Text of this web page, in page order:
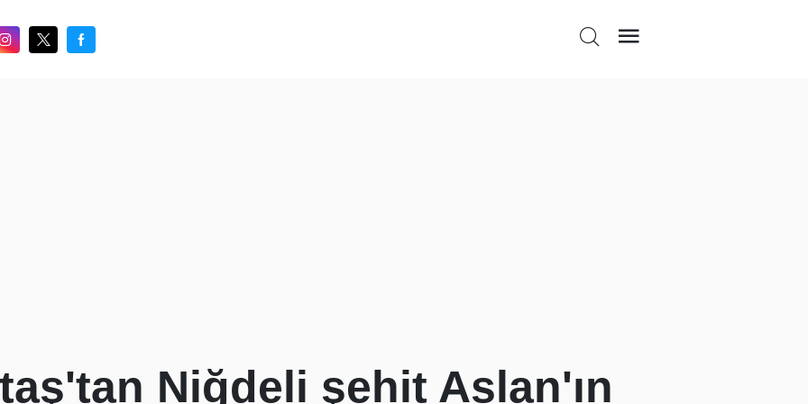
Niğdeli şehit Aslan'ın